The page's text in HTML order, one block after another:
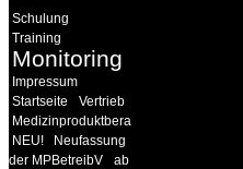
Schulung
Training
Monitoring
Impressum
Startseite
Vertrieb
Medizinproduktberater
NEU!
Neufassung
der MPBetreibV
ab